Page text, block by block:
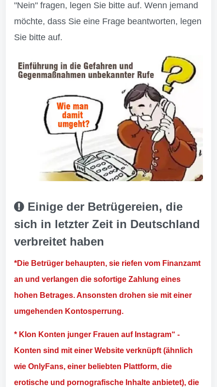
"Nein" fragen, legen Sie bitte auf. Wenn jemand
möchte, dass Sie eine Frage beantworten, legen
Sie bitte auf.
Einige der Betrügereien, die
sich in letzter Zeit in Deutschland
verbreitet haben
*Die Betrüger behaupten, sie riefen vom Finanzamt
an und verlangen die sofortige Zahlung eines
hohen Betrages. Ansonsten drohen sie mit einer
umgehenden Kontosperrung.
* Klon Konten junger Frauen auf Instagram“ -
Konten sind mit einer Website verknüpft (ähnlich
wie OnlyFans, einer beliebten Plattform, die
erotische und pornografische Inhalte anbietet), die